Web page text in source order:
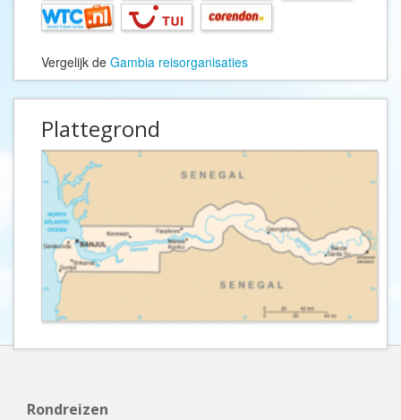
Vergelijk de Gambia reisorganisaties
Plattegrond
Rondreizen